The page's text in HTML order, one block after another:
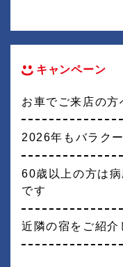
キャンペーン
お車でご来店の方
2026年もバラク
60歳以上の方は
です
近隣の宿をご紹介